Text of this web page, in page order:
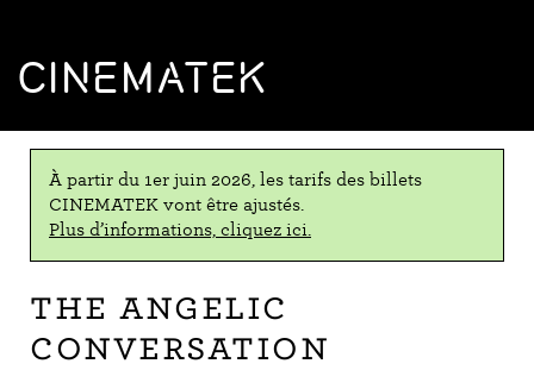
CINEMATEK
À partir du 1er juin 2026, les tarifs des billets
CINEMATEK vont être ajustés.
Plus d’informations, cliquez ici.
The Angelic
Conversation